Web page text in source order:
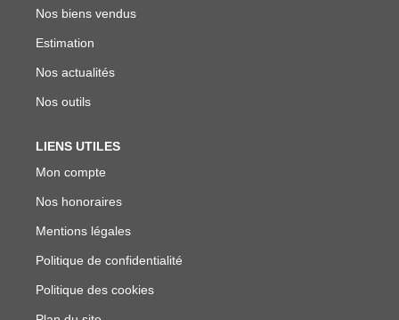
Nos biens vendus
Estimation
Nos actualités
Nos outils
LIENS UTILES
Mon compte
Nos honoraires
Mentions légales
Politique de confidentialité
Politique des cookies